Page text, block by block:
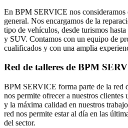
En BPM SERVICE nos consideramos
general. Nos encargamos de la
tipo de vehículos, desde turismos
y SUV. Contamos con un equipo de
cualificados y con una amplia
Red de talleres de BPM
BPM SERVICE forma parte de la red
nos permite ofrecer a nuestros clientes
y la máxima calidad en nuestros
red nos permite estar al día en las
del sector.